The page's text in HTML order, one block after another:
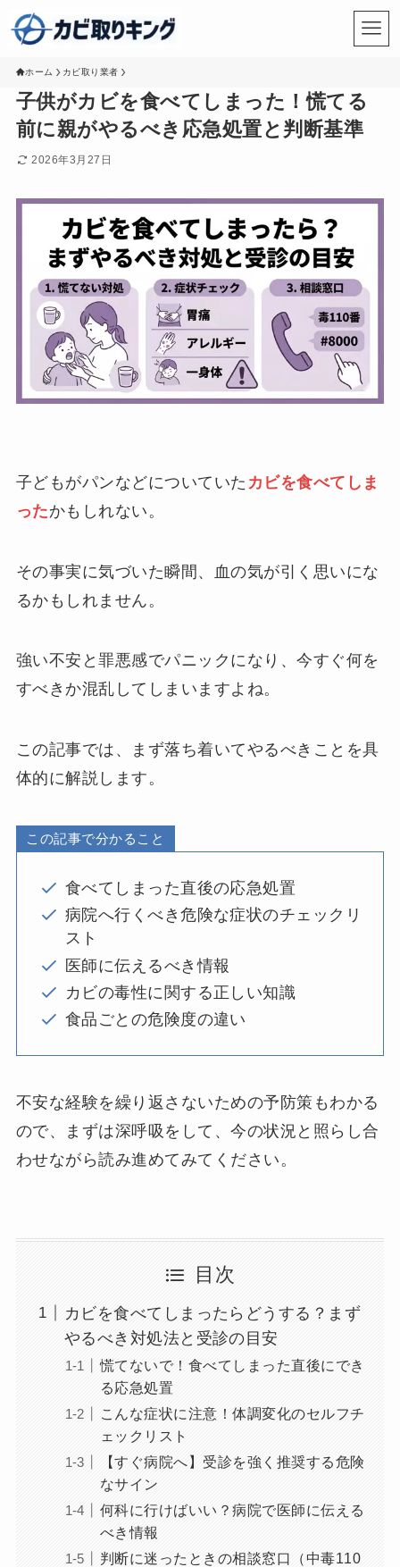
ホーム カビ取り業者
子供がカビを食べてしまった！慌てる
前に親がやるべき応急処置と判断基準
2026年3月27日
子どもがパンなどについていた カビを食べてしま
ったかもしれない。
その事実に気づいた瞬間、血の気が引く思いにな
るかもしれません。
強い不安と罪悪感でパニックになり、今すぐ何を
すべきか混乱してしまいますよね。
この記事では、まず落ち着いてやるべきことを具
体的に解説します。
この記事で分かること
食べてしまった直後の応急処置
病院へ行くべき危険な症状のチェックリ
スト
医師に伝えるべき情報
カビの毒性に関する正しい知識
食品ごとの危険度の違い
不安な経験を繰り返さないための予防策もわかる
ので、まずは深呼吸をして、今の状況と照らし合
わせながら読み進めてみてください。
目次
カビを食べてしまったらどうする？まず
やるべき対処法と受診の目安
慌てないで！食べてしまった直後にでき
る応急処置
こんな症状に注意！体調変化のセルフチ
ェックリスト
【すぐ病院へ】受診を強く推奨する危険
なサイン
何科に行けばいい？病院で医師に伝える
べき情報
判断に迷ったときの相談窓口（中毒110